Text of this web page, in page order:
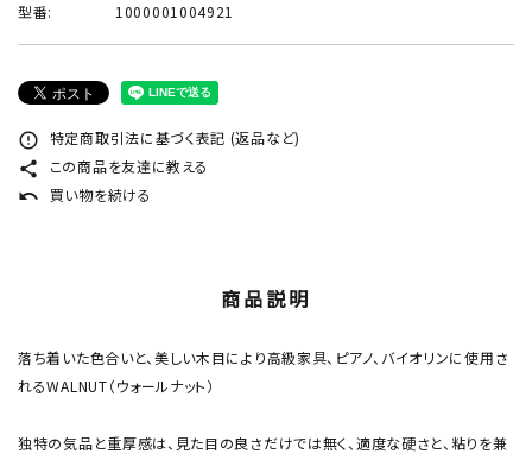
型番: 1000001004921
error_outline 特定商取引法に基づく表記 (返品など)
share この商品を友達に教える
undo 買い物を続ける
商品説明
落ち着いた色合いと、美しい木目により高級家具、ピアノ、バイオリンに使用さ
れるWALNUT（ウォールナット）
独特の気品と重厚感は、見た目の良さだけでは無く、適度な硬さと、粘りを兼